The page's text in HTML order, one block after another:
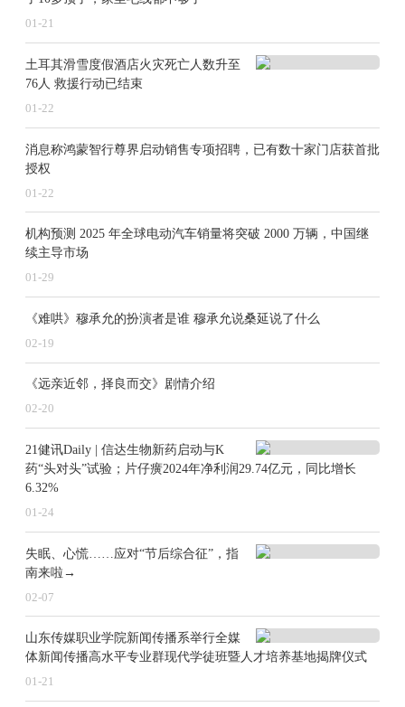
01-21
土耳其滑雪度假酒店火灾死亡人数升至
76人 救援行动已结束
01-22
消息称鸿蒙智行尊界启动销售专项招聘，已有数十家门店获首批
授权
01-22
机构预测 2025 年全球电动汽车销量将突破 2000 万辆，中国继
续主导市场
01-29
《难哄》穆承允的扮演者是谁 穆承允说桑延说了什么
02-19
《远亲近邻，择良而交》剧情介绍
02-20
21健讯Daily | 信达生物新药启动与K
药“头对头”试验；片仔癀2024年净利润29.74亿元，同比增长
6.32%
01-24
失眠、心慌……应对“节后综合征”，指
南来啦→
02-07
山东传媒职业学院新闻传播系举行全媒
体新闻传播高水平专业群现代学徒班暨人才培养基地揭牌仪式
01-21